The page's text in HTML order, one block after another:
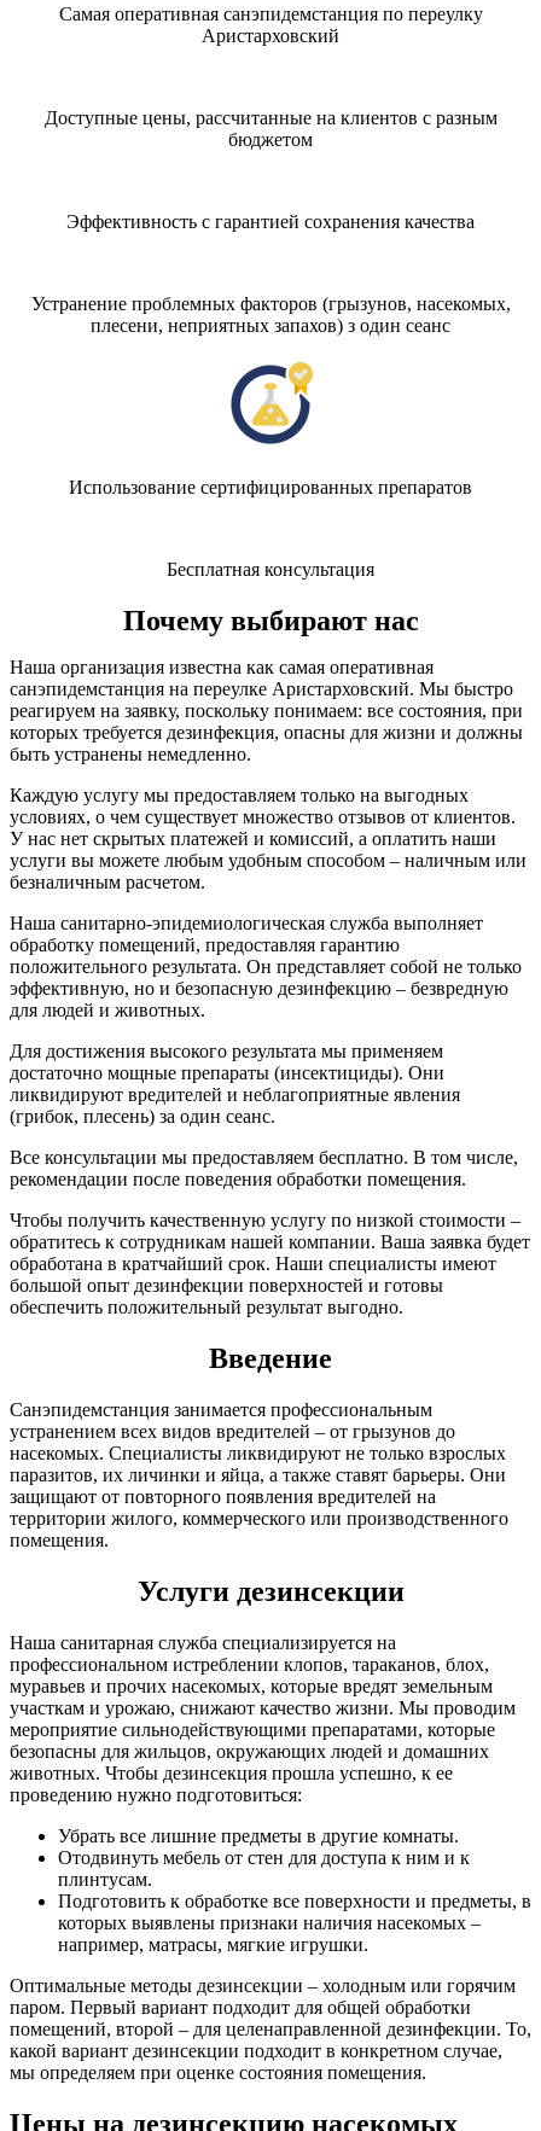
Самая оперативная санэпидемстанция по переулку
Аристарховский
Доступные цены, рассчитанные на клиентов с разным
бюджетом
Эффективность с гарантией сохранения качества
Устранение проблемных факторов (грызунов, насекомых,
плесени, неприятных запахов) з один сеанс
Использование сертифицированных препаратов
Бесплатная консультация
Почему выбирают нас
Наша организация известна как самая оперативная
санэпидемстанция на переулке Аристарховский. Мы быстро
реагируем на заявку, поскольку понимаем: все состояния, при
которых требуется дезинфекция, опасны для жизни и должны
быть устранены немедленно.
Каждую услугу мы предоставляем только на выгодных
условиях, о чем существует множество отзывов от клиентов.
У нас нет скрытых платежей и комиссий, а оплатить наши
услуги вы можете любым удобным способом – наличным или
безналичным расчетом.
Наша санитарно-эпидемиологическая служба выполняет
обработку помещений, предоставляя гарантию
положительного результата. Он представляет собой не только
эффективную, но и безопасную дезинфекцию – безвредную
для людей и животных.
Для достижения высокого результата мы применяем
достаточно мощные препараты (инсектициды). Они
ликвидируют вредителей и неблагоприятные явления
(грибок, плесень) за один сеанс.
Все консультации мы предоставляем бесплатно. В том числе,
рекомендации после поведения обработки помещения.
Чтобы получить качественную услугу по низкой стоимости –
обратитесь к сотрудникам нашей компании. Ваша заявка будет
обработана в кратчайший срок. Наши специалисты имеют
большой опыт дезинфекции поверхностей и готовы
обеспечить положительный результат выгодно.
Введение
Санэпидемстанция занимается профессиональным
устранением всех видов вредителей – от грызунов до
насекомых. Специалисты ликвидируют не только взрослых
паразитов, их личинки и яйца, а также ставят барьеры. Они
защищают от повторного появления вредителей на
территории жилого, коммерческого или производственного
помещения.
Услуги дезинсекции
Наша санитарная служба специализируется на
профессиональном истреблении клопов, тараканов, блох,
муравьев и прочих насекомых, которые вредят земельным
участкам и урожаю, снижают качество жизни. Мы проводим
мероприятие сильнодействующими препаратами, которые
безопасны для жильцов, окружающих людей и домашних
животных. Чтобы дезинсекция прошла успешно, к ее
проведению нужно подготовиться:
Убрать все лишние предметы в другие комнаты.
Отодвинуть мебель от стен для доступа к ним и к
плинтусам.
Подготовить к обработке все поверхности и предметы, в
которых выявлены признаки наличия насекомых –
например, матрасы, мягкие игрушки.
Оптимальные методы дезинсекции – холодным или горячим
паром. Первый вариант подходит для общей обработки
помещений, второй – для целенаправленной дезинфекции. То,
какой вариант дезинсекции подходит в конкретном случае,
мы определяем при оценке состояния помещения.
Цены на дезинсекцию насекомых